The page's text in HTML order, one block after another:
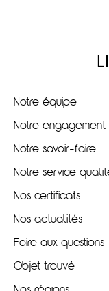
Notre équipe
Notre engagement
Notre savoir-faire
Notre service
Nos certificats
Nos actualités
Foire aux questions
Objet trouvé